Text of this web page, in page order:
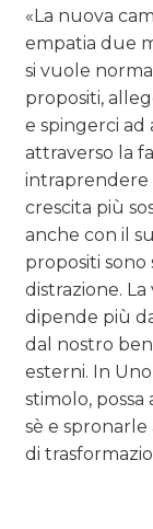
«La nuova
empatia due
si vuole
propositi,
e spingerci ad
attraverso la
intraprendere
crescita più
anche con il
propositi sono
distrazione.
dipende più
dal nostro
esterni. In
stimolo,
sè e spronarle
di